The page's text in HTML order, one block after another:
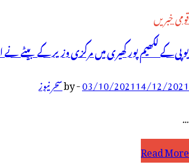
قومی خبریں
یوپی کے لکھیم پور کھیری میں مرکزی وزیر کے بیٹے نے
03/10/202114/12/2021
-
byسحر نیوز
…
یوپی
Read More